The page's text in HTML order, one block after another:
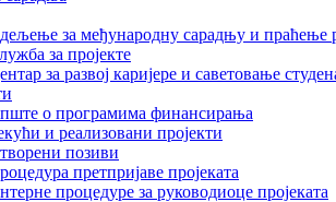
за међународну сарадњу и праћење
за пројекте
за развој каријере и саветовање
о програмима финансирања
и реализовани пројекти
позиви
претпријаве пројеката
процедуре за руководиоце пројеката